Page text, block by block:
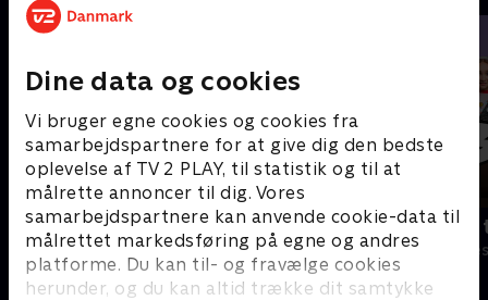
Dine data og cookies
Vi bruger egne cookies og cookies fra
samarbejdspartnere for at give dig den bedste
oplevelse af TV 2 PLAY, til statistik og til at
målrette annoncer til dig. Vores
samarbejdspartnere kan anvende cookie-data til
målrettet markedsføring på egne og andres
platforme. Du kan til- og fravælge cookies
herunder, og du kan altid trække dit samtykke
Hold vejret
Komedie • 1 sæsoner
Bert (dansk
Komedie • 1